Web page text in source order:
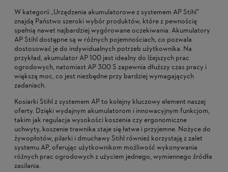
W kategorii „Urządzenia akumulatorowe z systemem AP Stihl”
znajdą Państwo szeroki wybór produktów, które z pewnością
spełnią nawet najbardziej wygórowane oczekiwania. Akumulatory
AP Stihl dostępne są w różnych pojemnościach, co pozwala
dostosować je do indywidualnych potrzeb użytkownika. Na
przykład, akumulator AP 100 jest idealny do lżejszych prac
ogrodowych, natomiast AP 300 S zapewnia dłuższy czas pracy i
większą moc, co jest niezbędne przy bardziej wymagających
zadaniach.
Kosiarki Stihl z systemem AP to kolejny kluczowy element naszej
oferty. Dzięki wydajnym akumulatorom i innowacyjnym funkcjom,
takim jak regulacja wysokości koszenia czy ergonomiczne
uchwyty, koszenie trawnika staje się łatwe i przyjemne. Nożyce do
żywopłotów, pilarki i dmuchawy Stihl również korzystają z zalet
systemu AP, oferując użytkownikom możliwość wykonywania
różnych prac ogrodowych z użyciem jednego, wymiennego źródła
zasilania.